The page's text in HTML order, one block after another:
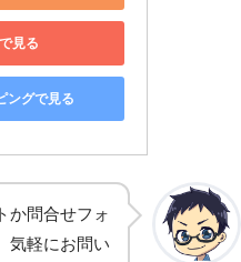
見る
ングで見る
か問合せフォ
気軽にお問い